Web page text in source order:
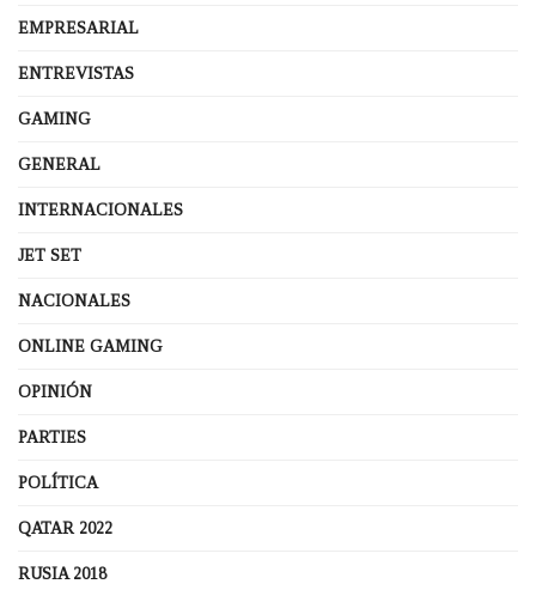
EMPRESARIAL
ENTREVISTAS
GAMING
GENERAL
INTERNACIONALES
JET SET
NACIONALES
ONLINE GAMING
OPINIÓN
PARTIES
POLÍTICA
QATAR 2022
RUSIA 2018